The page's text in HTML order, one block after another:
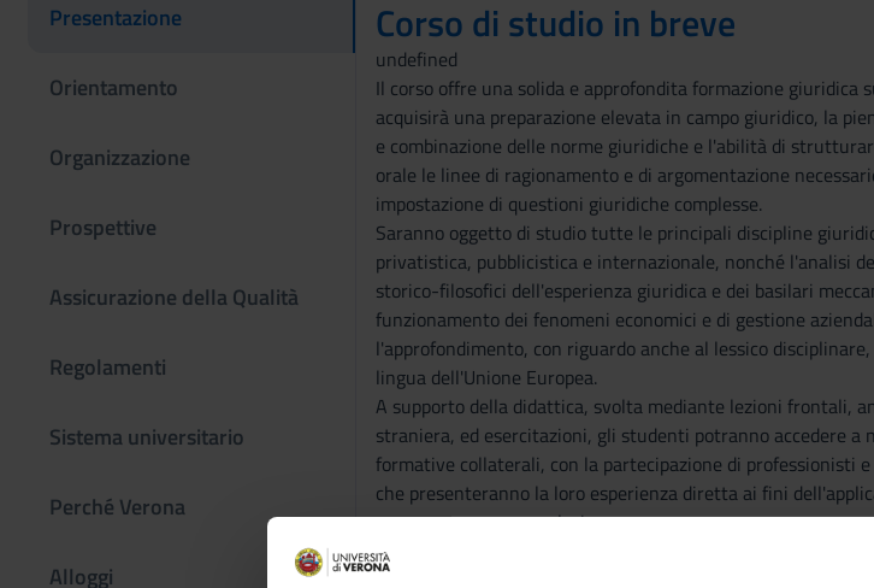
Presentazione
Orientamento
Organizzazione
Prospettive
Assicurazione della Qualità
Regolamenti
Sistema universitario
Perché Verona
Alloggi
Corso di studio in breve
undefined
Il corso offre una solida e approfondita formazione giuridica
acquisirà una preparazione elevata in campo giuridico, la
e combinazione delle norme giuridiche e l'abilità di
orale le linee di ragionamento e di argomentazione
impostazione di questioni giuridiche complesse.
Saranno oggetto di studio tutte le principali discipline
privatistica, pubblicistica e internazionale, nonché l'analisi
storico-filosofici dell'esperienza giuridica e dei basilari
funzionamento dei fenomeni economici e di gestione
l'approfondimento, con riguardo anche al lessico
lingua dell'Unione Europea.
A supporto della didattica, svolta mediante lezioni frontali,
straniera, ed esercitazioni, gli studenti potranno accedere a
formative collaterali, con la partecipazione di professionisti
che presenteranno la loro esperienza diretta ai fini
conoscenze apprese a lezione.
Gli studenti potranno, inoltre, beneficiare dell'offerta
Apprendimento), struttura istituita nel contesto del